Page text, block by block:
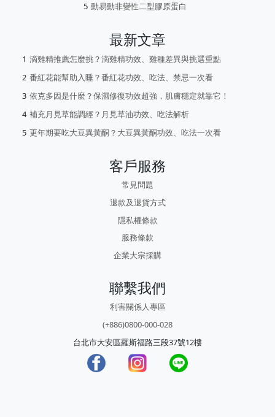
動易動非變性二型膠原蛋白
最新文章
滴雞精推薦怎麼挑？滴雞精功效、雞種差異與挑選重點
番紅花能幫助入睡？番紅花功效、吃法、禁忌一次看
依克多因是什麼？保濕修復功效超強，肌膚穩定就靠它！
補充月見草能調經？月見草油功效、吃法解析
更年期要吃大豆異黃酮？大豆異黃酮功效、吃法一次看
客戶服務
常見問題
退款及退貨方式
隱私權條款
服務條款
企業大宗採購
聯繫我們
利害關係人專區
(+886)0800-000-028
台北市大安區羅斯福路三段37號12樓